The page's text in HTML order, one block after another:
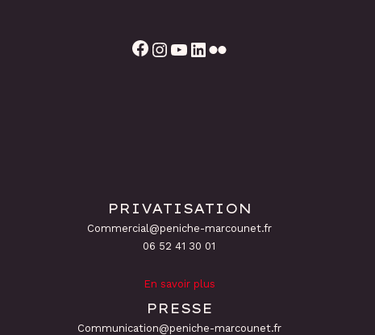
Facebook Instagram YouTube
PRIVATISATION
Commercial@peniche-marcounet.fr
06 52 41 30 01
En savoir plus
PRESSE
Communication@peniche-marcounet.fr